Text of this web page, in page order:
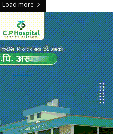
Load more